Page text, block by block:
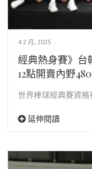
4 2 月, 2025
經典熱身賽》台
12點開賣內野
世界棒球經典賽資
延伸閱讀